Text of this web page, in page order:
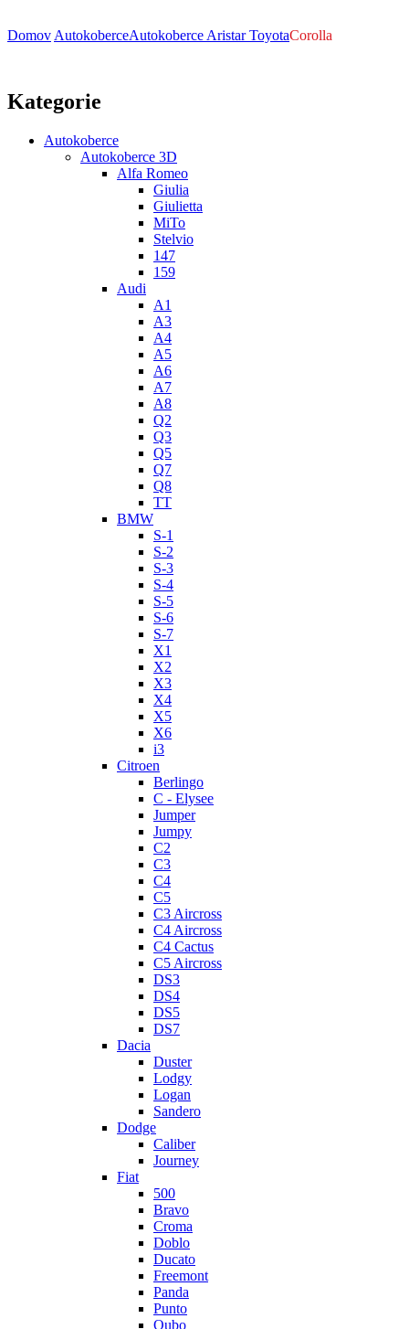
Domov AutokoberceAutokoberce AristarToyotaCorolla
Kategorie
Autokoberce
Autokoberce 3D
Alfa Romeo
Giulia
Giulietta
MiTo
Stelvio
147
159
Audi
A1
A3
A4
A5
A6
A7
A8
Q2
Q3
Q5
Q7
Q8
TT
BMW
S-1
S-2
S-3
S-4
S-5
S-6
S-7
X1
X2
X3
X4
X5
X6
i3
Citroen
Berlingo
C - Elysee
Jumper
Jumpy
C2
C3
C4
C5
C3 Aircross
C4 Aircross
C4 Cactus
C5 Aircross
DS3
DS4
DS5
DS7
Dacia
Duster
Lodgy
Logan
Sandero
Dodge
Caliber
Journey
Fiat
500
Bravo
Croma
Doblo
Ducato
Freemont
Panda
Punto
Qubo